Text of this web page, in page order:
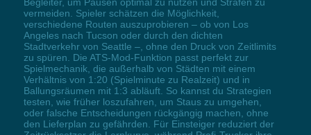
Begleiter, um Pausen optimal zu nutzen und Strafen zu
vermeiden. Spieler schätzen die Möglichkeit,
verschiedene Routen auszuprobieren – ob von Los
Angeles nach Tucson oder durch den dichten
Stadtverkehr von Seattle –, ohne den Druck von Zeitlimits
zu spüren. Die ATS-Mod-Funktion passt perfekt zur
Spielmechanik, die außerhalb von Städten mit einem
Verhältnis von 1:20 (Spielminute zu Realzeit) und in
Ballungsräumen mit 1:3 abläuft. So kannst du Strategien
testen, wie früher loszufahren, um Staus zu umgehen,
oder falsche Entscheidungen rückgängig machen, ohne
den Lieferplan zu gefährden. Für Einsteiger reduziert der